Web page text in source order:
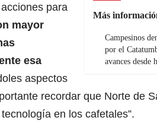
Más
Campesinos
por el
avances desde
para
mayor
esa
aspectos
recordar que Norte de
en los cafetales”.